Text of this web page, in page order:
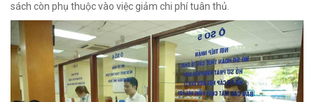
sách còn phụ thuộc vào việc giảm chi phí tuân thủ.